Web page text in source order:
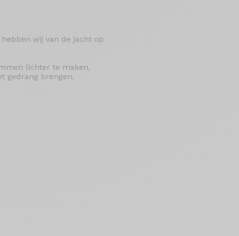
wij van de jacht op
lichter te maken,
gedrang brengen.